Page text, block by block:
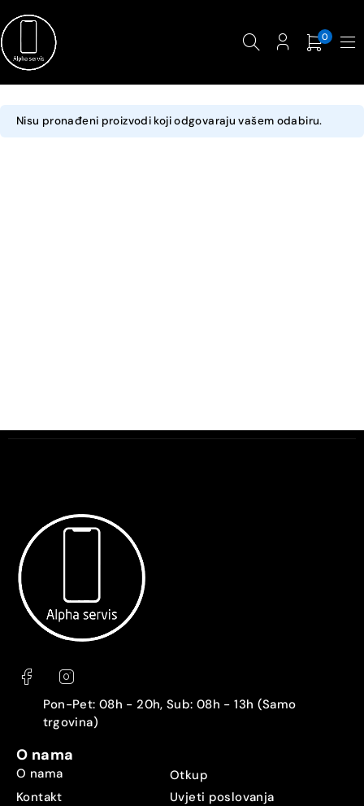
0
Nisu pronađeni proizvodi koji odgovaraju vašem odabiru.
Pon-Pet: 08h - 20h, Sub: 08h - 13h (Samo
trgovina)
O nama
O nama
Otkup
Kontakt
Uvjeti poslovanja